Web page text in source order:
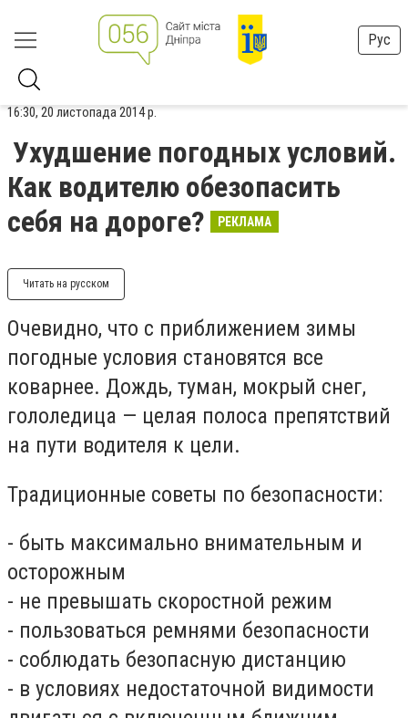
Рус
16:30, 20 листопада 2014 р.
Ухудшение погодных условий.
Как водителю обезопасить
себя на дороге?
РЕКЛАМА
Читать на русском
Очевидно, что с приближением зимы
погодные условия становятся все
коварнее. Дождь, туман, мокрый снег,
гололедица — целая полоса препятствий
на пути водителя к цели.
Традиционные советы по безопасности:
- быть максимально внимательным и
осторожным
- не превышать скоростной режим
- пользоваться ремнями безопасности
- соблюдать безопасную дистанцию
- в условиях недостаточной видимости